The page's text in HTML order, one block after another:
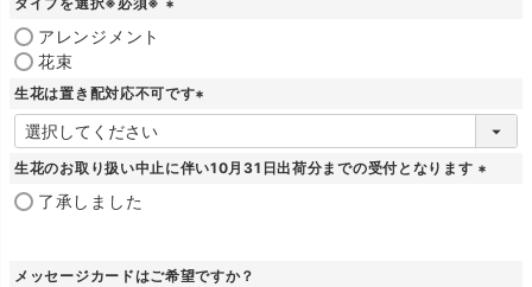
)
アレンジメント
花束
生花は置き配対応不可です
(
須
生花のお取り扱い中止に伴い10月31日出荷分までの受付となります
了承しました
メッセージカードはご希望ですか？